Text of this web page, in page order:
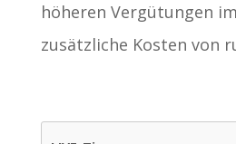
höheren Vergütungen
zusätzliche Kosten von